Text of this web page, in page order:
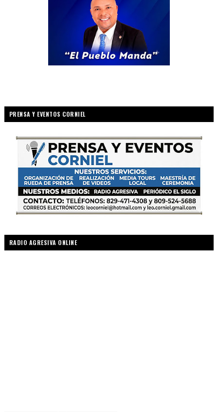
PRENSA Y EVENTOS CORNIEL
RADIO AGRESIVA ONLINE